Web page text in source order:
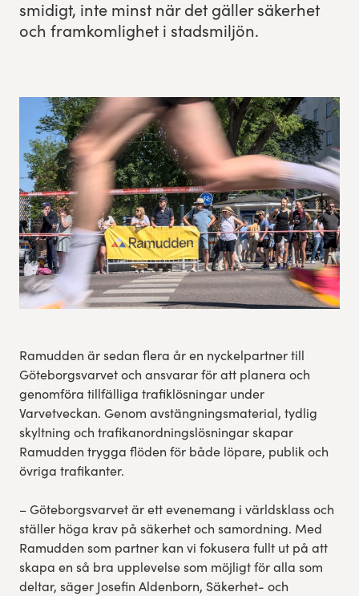
smidigt, inte minst när det gäller säk­er­het
och framkom­lighet i stadsmiljön.
Ramudden är sedan flera år en nyckelpartner till
Göteborgsvarvet och ansvarar för att planera och
genomföra tillfälliga trafiklösningar under
Varvetveckan. Genom avstängningsmaterial, tydlig
skyltning och trafikanordningslösningar skapar
Ramudden trygga flöden för både löpare, publik och
övriga trafikanter.
– Göteborgsvarvet är ett evenemang i världsklass och
ställer höga krav på säkerhet och samordning. Med
Ramudden som partner kan vi fokusera fullt ut på att
skapa en så bra upplevelse som möjligt för alla som
deltar, säger Josefin Aldenborn, Säkerhet- och
Res, bo, upplev
Göteborgsvarvets historia
Funktionär/Volontär